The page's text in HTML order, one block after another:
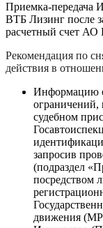
Приемка-передача
ВТБ Лизинг после
расчетный счет АО
Рекомендация по
действия в
Информацию
ограничений,
судебном
запросив
(подраздел
посредством
движения